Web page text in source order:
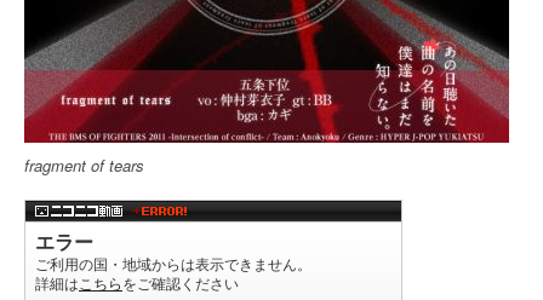
fragment of tears